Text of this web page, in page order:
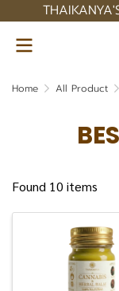
Home All Product
Found 10 items